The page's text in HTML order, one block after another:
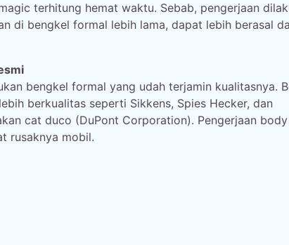
terhitung hemat waktu. Sebab, pengerjaan
di bengkel formal lebih lama, dapat lebih berasal
bengkel formal yang udah terjamin kualitasnya.
berkualitas seperti Sikkens, Spies Hecker, dan
cat duco (DuPont Corporation). Pengerjaan
rusaknya mobil.